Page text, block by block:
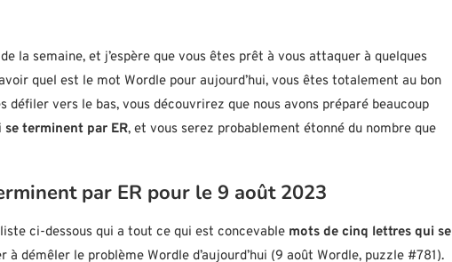
la semaine, et j’espère que vous êtes prêt à vous attaquer à quelques
quel est le mot Wordle pour aujourd’hui, vous êtes totalement au bon
défiler vers le bas, vous découvrirez que nous avons préparé beaucoup
se terminent par ER, et vous serez probablement étonné du nombre que
par ER pour le 9 août 2023
ci-dessous qui a tout ce qui est concevable mots de cinq lettres qui se
à démêler le problème Wordle d’aujourd’hui (9 août Wordle, puzzle #781).